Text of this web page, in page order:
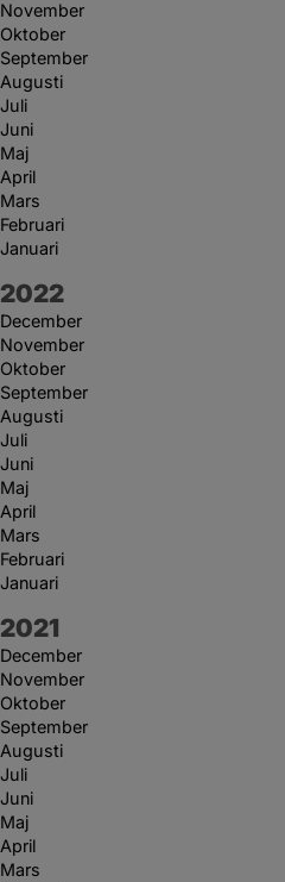
November
Oktober
September
Augusti
Juli
Juni
Maj
April
Mars
Februari
Januari
År:
2022
December
November
Oktober
September
Augusti
Juli
Juni
Maj
April
Mars
Februari
Januari
År:
2021
December
November
Oktober
September
Augusti
Juli
Juni
Maj
April
Mars